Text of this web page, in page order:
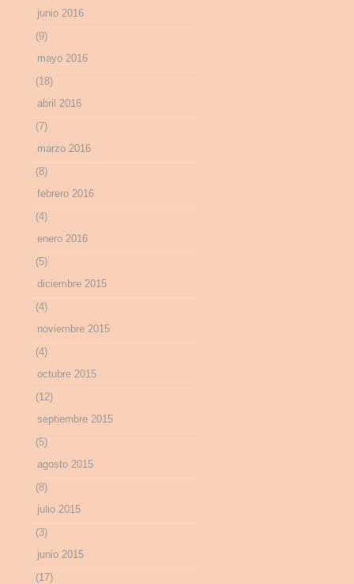
junio 2016
(9)
mayo 2016
(18)
abril 2016
(7)
marzo 2016
(8)
febrero 2016
(4)
enero 2016
(5)
diciembre 2015
(4)
noviembre 2015
(4)
octubre 2015
(12)
septiembre 2015
(5)
agosto 2015
(8)
julio 2015
(3)
junio 2015
(17)